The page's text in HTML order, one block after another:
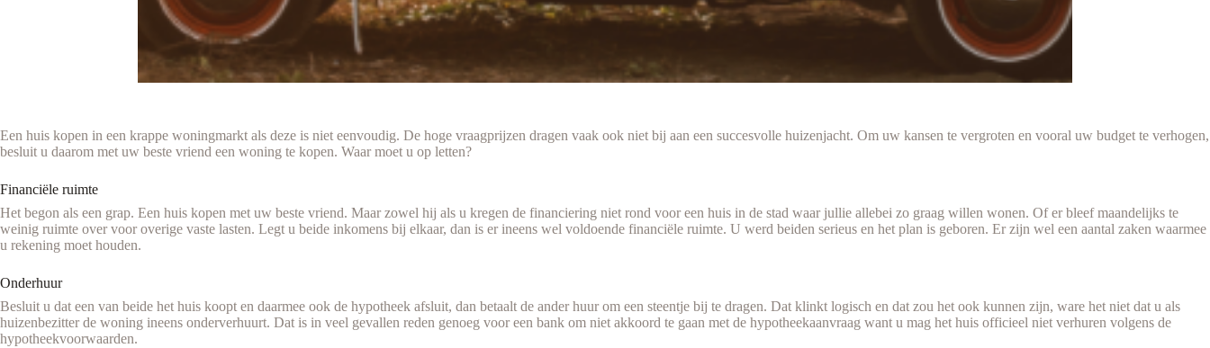
Een huis kopen in een krappe woningmarkt als deze is niet eenvoudig. De hoge vraagprijzen dragen vaak ook niet bij aan een succesvolle huizenjacht. Om uw kansen te vergroten en vooral uw budget te verhogen,
besluit u daarom met uw beste vriend een woning te kopen. Waar moet u op letten?
Financiële ruimte
Het begon als een grap. Een huis kopen met uw beste vriend. Maar zowel hij als u kregen de financiering niet rond voor een huis in de stad waar jullie allebei zo graag willen wonen. Of er bleef maandelijks te
weinig ruimte over voor overige vaste lasten. Legt u beide inkomens bij elkaar, dan is er ineens wel voldoende financiële ruimte. U werd beiden serieus en het plan is geboren. Er zijn wel een aantal zaken waarmee
u rekening moet houden.
Onderhuur
Besluit u dat een van beide het huis koopt en daarmee ook de hypotheek afsluit, dan betaalt de ander huur om een steentje bij te dragen. Dat klinkt logisch en dat zou het ook kunnen zijn, ware het niet dat u als
huizenbezitter de woning ineens onderverhuurt. Dat is in veel gevallen reden genoeg voor een bank om niet akkoord te gaan met de hypotheekaanvraag want u mag het huis officieel niet verhuren volgens de
hypotheekvoorwaarden.